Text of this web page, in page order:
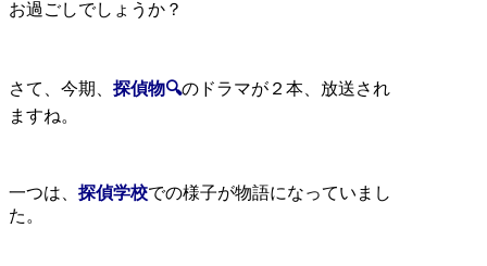
お過ごしでしょうか？
さて、今期、 探偵物🔍のドラマが２本、放送され
ますね。
一つは、 探偵学校での様子が物語になっていまし
た。